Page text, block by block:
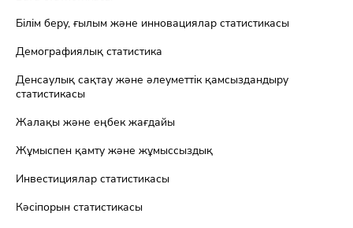
Білім беру, ғылым және инновациялар статистикасы
Демографиялық статистика
Денсаулық сақтау және әлеуметтік қамсыздандыру
статистикасы
Жалақы және еңбек жағдайы
Жұмыспен қамту және жұмыссыздық
Инвестициялар статистикасы
Кәсіпорын статистикасы